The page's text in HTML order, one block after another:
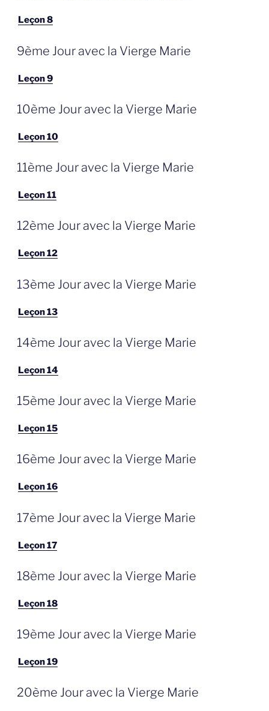
Leçon 8
GEPLAATST
OP
9ème Jour avec la Vierge Marie
Leçon 9
GEPLAATST
OP
10ème Jour avec la Vierge Marie
Leçon 10
GEPLAATST
OP
11ème Jour avec la Vierge Marie
Leçon 11
GEPLAATST
OP
12ème Jour avec la Vierge Marie
Leçon 12
GEPLAATST
OP
13ème Jour avec la Vierge Marie
Leçon 13
GEPLAATST
OP
14ème Jour avec la Vierge Marie
Leçon 14
GEPLAATST
OP
15ème Jour avec la Vierge Marie
Leçon 15
GEPLAATST
OP
16ème Jour avec la Vierge Marie
Leçon 16
GEPLAATST
OP
17ème Jour avec la Vierge Marie
Leçon 17
GEPLAATST
OP
18ème Jour avec la Vierge Marie
Leçon 18
GEPLAATST
OP
19ème Jour avec la Vierge Marie
Leçon 19
GEPLAATST
OP
20ème Jour avec la Vierge Marie